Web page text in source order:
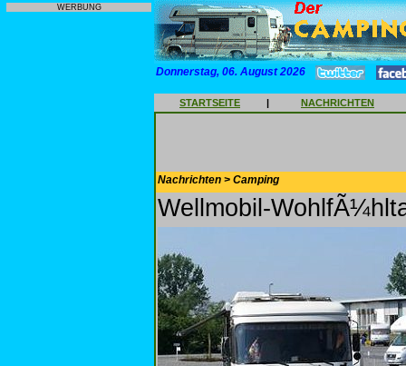
WERBUNG
Donnerstag, 06. August 2026
STARTSEITE | NACHRICHTEN
Nachrichten > Camping
Wellmobil-